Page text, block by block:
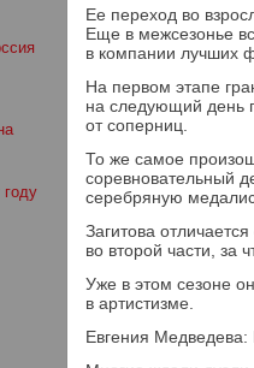
Ее переход во
Еще в межсезонье
в компании лучших
На первом этапе
на следующий день
от соперниц.
То же самое
соревновательный
серебряную
Загитова
во второй части, за
Уже в этом сезоне
в артистизме.
Евгения